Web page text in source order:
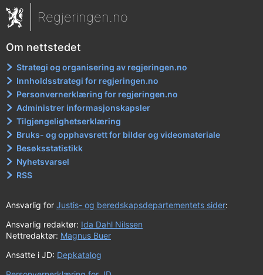
Regjeringen.no
Om nettstedet
Strategi og organisering av regjeringen.no
Innholdsstrategi for regjeringen.no
Personvernerklæring for regjeringen.no
Administrer informasjonskapsler
Tilgjengelighetserklæring
Bruks- og opphavsrett for bilder og videomateriale
Besøksstatistikk
Nyhetsvarsel
RSS
Ansvarlig for Justis- og beredskapsdepartementets sider:
Ansvarlig redaktør: Ida Dahl Nilssen
Nettredaktør: Magnus Buer
Ansatte i JD: Depkatalog